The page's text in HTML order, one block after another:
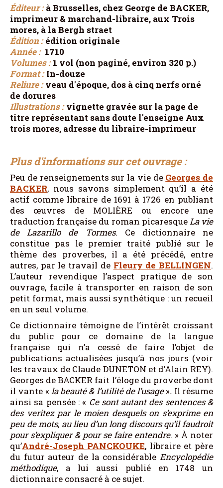
Éditeur :à Brusselles, chez George de BACKER,
imprimeur & marchand-libraire, aux Trois
mores, à la Bergh straet
Édition :édition originale
Année :1710
Volumes :1 vol (non paginé, environ 320 p.)
Format :In-douze
Reliure :veau d'époque, dos à cinq nerfs orné
de dorures
Illustrations :vignette gravée sur la page de
titre représentant sans doute l'enseigne Aux
trois mores, adresse du libraire-imprimeur
Plus d'informations sur cet ouvrage :
Peu de renseignements sur la vie de Georges de
BACKER, nous savons simplement qu’il a été
actif comme libraire de 1691 à 1726 en publiant
des œuvres de MOLIÈRE ou encore une
traduction française du roman picaresqueLa vie
deLazarillode Tormes. Ce dictionnaire ne
constitue pas le premier traité publié sur le
thème des proverbes, il a été précédé, entre
autres, par le travail de Fleury deBELLINGEN.
L’auteur revendique l’aspect pratique de son
ouvrage, facile à transporter en raison de son
petit format, mais aussi synthétique : un recueil
en un seul volume.
Ce dictionnaire témoigne de l’intérêt croissant
du public pour ce domaine de la langue
française qui n’a cessé de faire l’objet de
publications actualisées jusqu’à nos jours (voir
les travaux de Claude DUNETON et d’Alain REY).
Georges de BACKER fait l’éloge du proverbe dont
il vante « la beauté & l’utilité de l’usage». Il résume
ainsi sa pensée : « Ce sont autant des sentences &
des veritez par le moien desquels on s’exprime en
peu de mots, au lieu d’un long discours qu’il faudroit
pour s’expliquer & pour se faire entendre. » À noter
qu’André-Joseph PANCKOUKE, libraire et père
du futur auteur de la considérable Encyclopédie
méthodique, a lui aussi publié en 1748 un
dictionnaire consacré à ce sujet.